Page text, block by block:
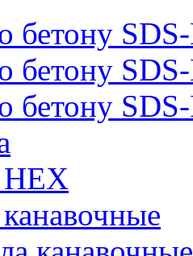
бетону
бетону
бетону
HEX